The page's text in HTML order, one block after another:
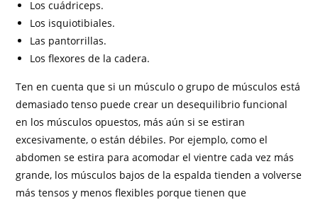
Los cuádriceps.
Los isquiotibiales.
Las pantorrillas.
Los flexores de la cadera.
Ten en cuenta que si un músculo o grupo de músculos está
demasiado tenso puede crear un desequilibrio funcional
en los músculos opuestos, más aún si se estiran
excesivamente, o están débiles. Por ejemplo, como el
abdomen se estira para acomodar el vientre cada vez más
grande, los músculos bajos de la espalda tienden a volverse
más tensos y menos flexibles porque tienen que